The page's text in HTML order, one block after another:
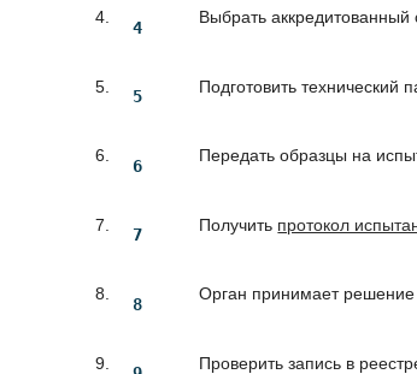
Выбрать аккредитованный
Подготовить технический
Передать образцы на
Получить протокол
Орган принимает решение
Проверить запись в